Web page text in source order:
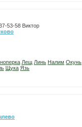
53-58 Виктор
Лещ Линь Налим Окунь
Щука Язь